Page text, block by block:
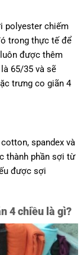
polyester chiếm
trong thực tế để
được thêm
65/35 và sẽ
trưng co giãn 4
spandex và
thành phần sợi từ
được sợi
4 chiều là gì?